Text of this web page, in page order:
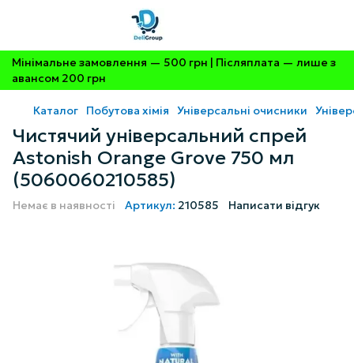
Мінімальне замовлення — 500 грн | Післяплата — лише з
авансом 200 грн
Каталог Побутова хімія Універсальні очисники
Чистячий універсальний спрей
Astonish Orange Grove 750 мл
(5060060210585)
Немає в наявності Артикул: 210585 Написати відгук